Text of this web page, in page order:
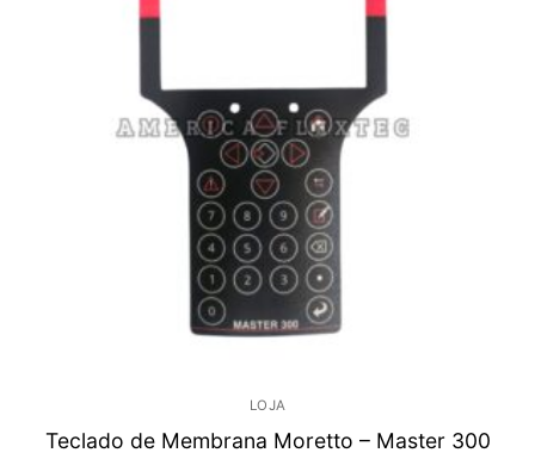
LOJA
Teclado de Membrana Moretto – Master 300